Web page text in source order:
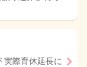
実際育休延長に